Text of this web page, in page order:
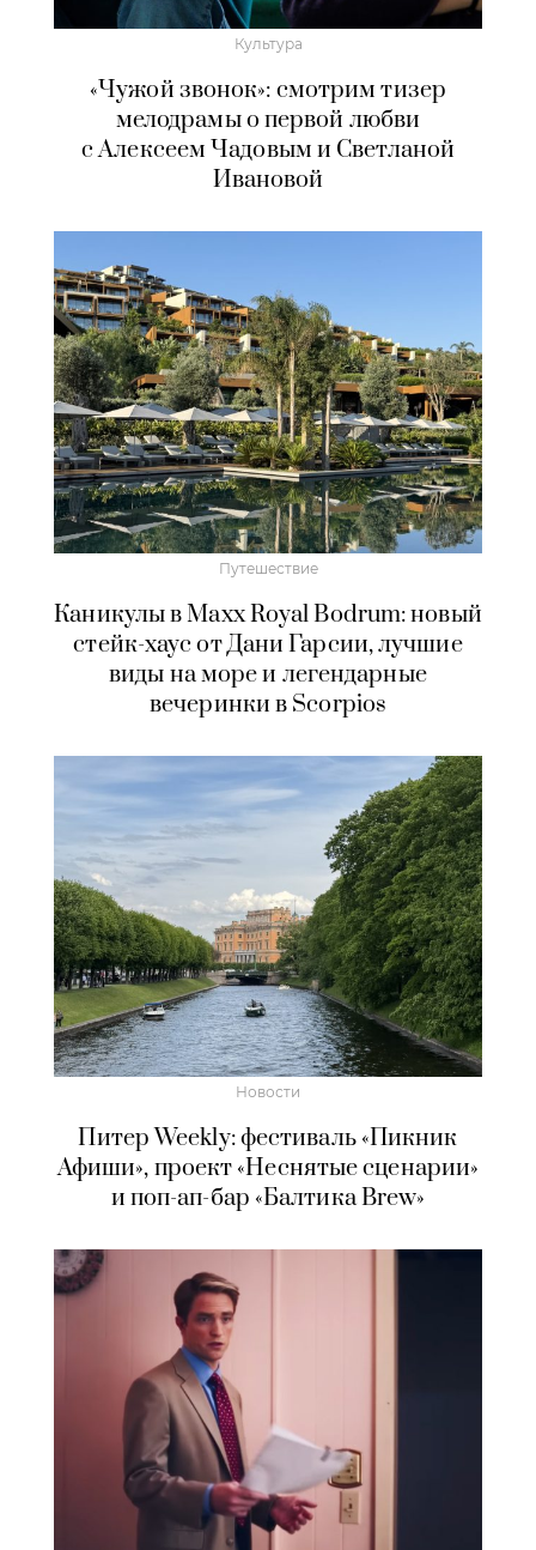
Культура
«Чужой звонок»: смотрим тизер
мелодрамы о первой любви
с Алексеем Чадовым и Светланой
Ивановой
Путешествие
Каникулы в Maxx Royal Bodrum: новый
стейк-хаус от Дани Гарсии, лучшие
виды на море и легендарные
вечеринки в Scorpios
Новости
Питер Weekly: фестиваль «Пикник
Афиши», проект «Неснятые сценарии»
и поп-ап-бар «Балтика Brew»